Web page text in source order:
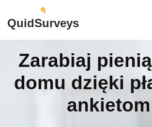
Przejdź
do
treści
QuidSurveys
Zarabiaj
domu dzięki
ankietom